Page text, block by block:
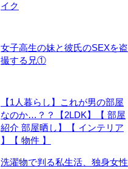
イク
女子高生の妹と彼氏のSEXを盗
撮する兄①
【1人暮らし】これが男の部屋
なのか…？？【2LDK】【 部屋
紹介 部屋晒し】【 インテリア
】【 物件 】
洗濯物で判る私生活、独身女性